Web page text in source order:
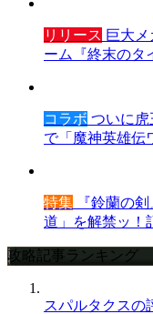
リリース 巨大
ーム『終末のタ
コラボ ついに虎
で「魔神英雄伝
特集 『鈴蘭の
道」を解禁ッ！
攻略記事ランキング
スパルタクスの